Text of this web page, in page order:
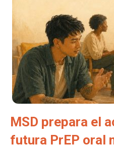
MSD prepara el
futura PrEP oral